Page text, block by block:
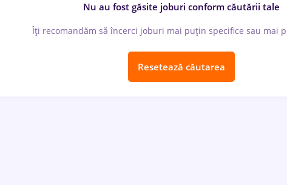
Nu au fost găsite joburi conform căutării tale
Îți recomandăm să încerci joburi mai puțin specifice sau mai
Resetează căutarea